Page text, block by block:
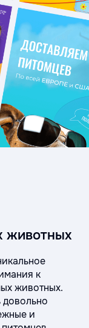
животных
к
животных.
и